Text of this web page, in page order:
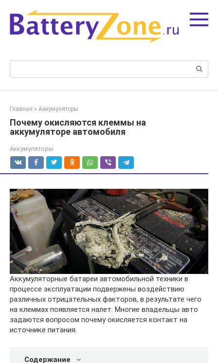
контенту
Поиск:
Главная » Аккумуляторы
Почему окисляются клеммы на
аккумуляторе автомобиля
Аккумуляторы
Аккумуляторные батареи автомобильной техники в
процессе эксплуатации подвержены воздействию
различных отрицательных факторов, в результате чего
на клеммах появляется налет. Многие владельцы авто
задаются вопросом почему окисляется контакт на
источнике питания.
Содержание